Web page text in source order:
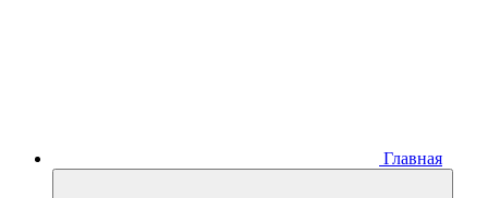
Главная